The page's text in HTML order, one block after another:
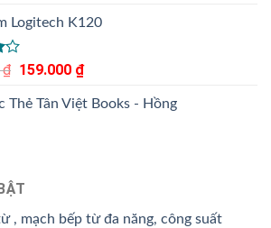
Logitech K120
₫
Giá
là:
159.000 ₫Giá
tại
Thẻ Tân Việt Books - Hồng
, mạch bếp từ đa năng, công suất